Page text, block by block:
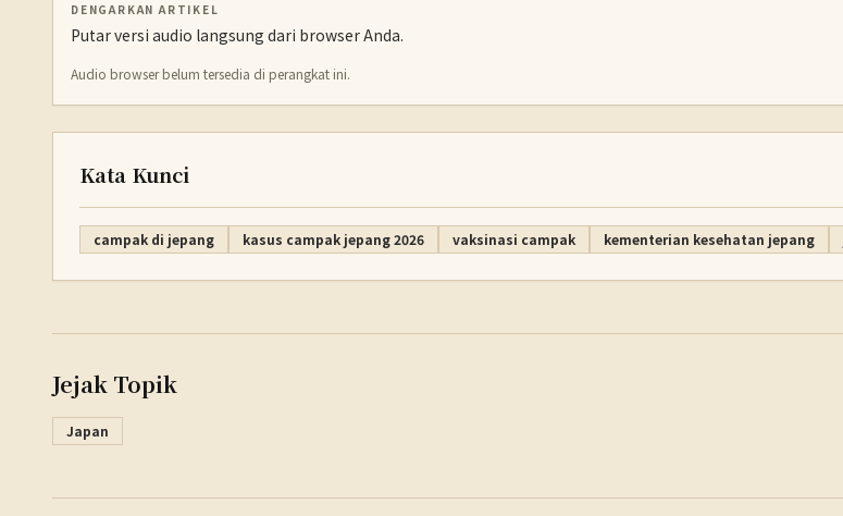
DENGARKAN ARTIKEL
Putar versi audio langsung dari browser Anda.
Audio browser belum tersedia di perangkat ini.
Kata Kunci
campak di jepang kasus campak jepang 2026 vaksinasi campak kementerian kesehatan jepang
Jejak Topik
Japan